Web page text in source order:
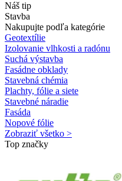
Náš tip
Stavba
Nakupujte podľa kategórie
Geotextílie
Izolovanie vlhkosti a radónu
Suchá výstavba
Fasádne obklady
Stavebná chémia
Plachty, fólie a siete
Stavebné náradie
Fasáda
Nopové fólie
Zobraziť všetko >
Top značky